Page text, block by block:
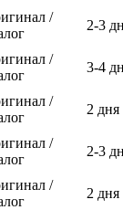
/
2-3
/
3-4
/
2 дня
/
2-3
/
2 дня